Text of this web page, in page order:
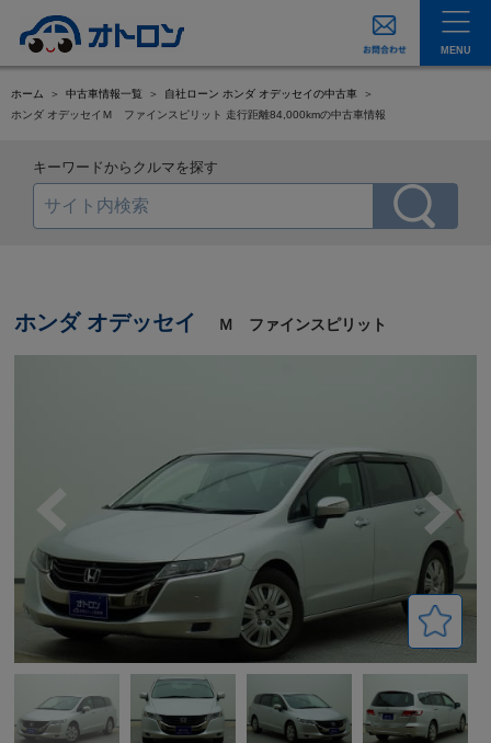
MENU
ホーム 中古車情報一覧
自社ローン ホンダ オデッセイの中古車
ホンダ オデッセイＭ ファインスピリット 走行距離84,000kmの中古車情報
キーワードからクルマを探す
ホンダ オデッセイ Ｍ ファインスピリット